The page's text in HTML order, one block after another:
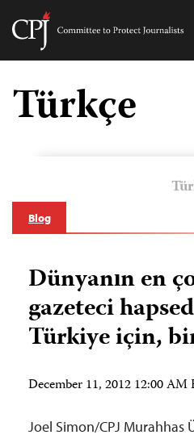
Skip
content
Committee
Türkçe
Blog
Dünyanın en
gazeteci
Türkiye için,
December 11, 2012 12:00 AM
Joel Simon/CPJ Murahhas